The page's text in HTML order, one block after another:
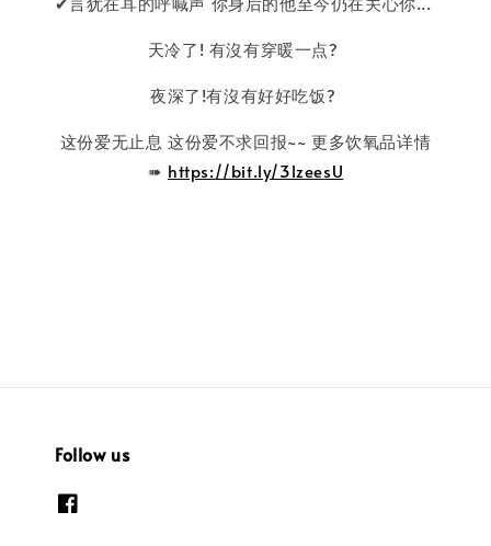
天冷了! 有沒有穿暖一点?
夜深了!有沒有好好吃饭?
这份爱无止息 这份爱不求回报~~ 更多饮氧品详情
➠ https://bit.ly/3lzeesU
Follow us